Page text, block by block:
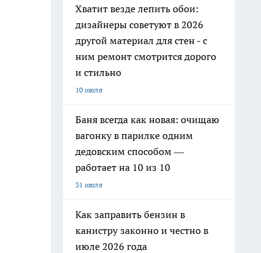
Хватит везде лепить обои:
дизайнеры советуют в 2026
другой материал для стен - с
ним ремонт смотрится дорого
и стильно
10 июля
Баня всегда как новая: очищаю
вагонку в парилке одним
дедовским способом —
работает на 10 из 10
31 июля
Как заправить бензин в
канистру законно и честно в
июле 2026 года